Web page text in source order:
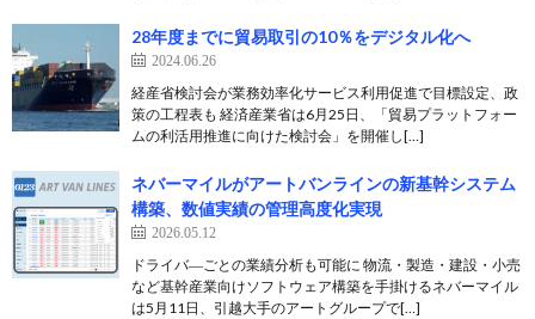
28年度までに貿易取引の10％をデジタル化へ
2024.06.26
経産省検討会が業務効率化サービス利用促進で目標設定、政
策の工程表も 経済産業省は6月25日、「貿易プラットフォー
ムの利活用推進に向けた検討会」を開催し[…]
ネバーマイルがアートバンラインの新基幹システム
構築、数値実績の管理高度化実現
2026.05.12
ドライバ―ごとの業績分析も可能に 物流・製造・建設・小売
など基幹産業向けソフトウェア構築を手掛けるネバーマイル
は5月11日、引越大手のアートグループで[…]